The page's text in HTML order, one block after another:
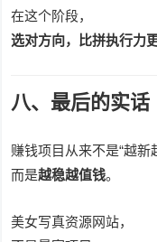
在这个阶段，
选对方向，比拼执行力
八、最后的实话
赚钱项目从来不是“越新
而是越稳越值钱。
美女写真资源网站，